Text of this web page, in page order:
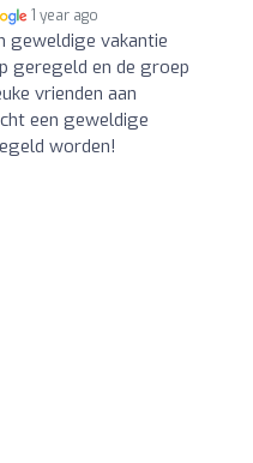
1 year ago
geweldige vakantie
geregeld en de groep
vrienden aan
een geweldige
worden!